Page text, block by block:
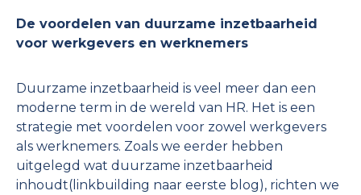
De voordelen van duurzame inzetbaarheid
voor werkgevers en werknemers
Duurzame inzetbaarheid is veel meer dan een
moderne term in de wereld van HR. Het is een
strategie met voordelen voor zowel werkgevers
als werknemers. Zoals we eerder hebben
uitgelegd wat duurzame inzetbaarheid
inhoudt(linkbuilding naar eerste blog), richten we